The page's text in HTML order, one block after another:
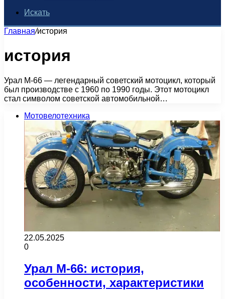
Искать
Главная/история
история
Урал М-66 — легендарный советский мотоцикл, который
был производстве с 1960 по 1990 годы. Этот мотоцикл
стал символом советской автомобильной…
Мотовелотехника
22.05.2025
0
Урал М-66: история,
особенности, характеристики